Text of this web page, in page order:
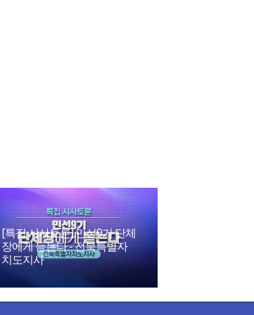
[특집 시사토론] 민선9기 단체
장에게 듣는다 - 전북특별자
치도지사